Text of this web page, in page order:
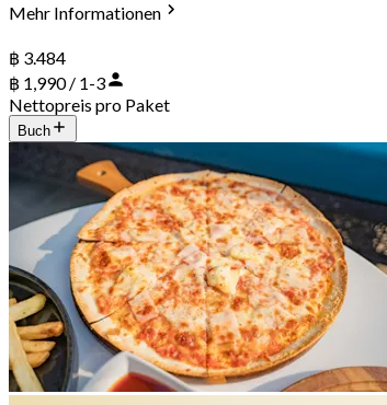
Mehr Informationen
฿ 3.484
฿ 1,990 / 1-3
Nettopreis pro Paket
Buch